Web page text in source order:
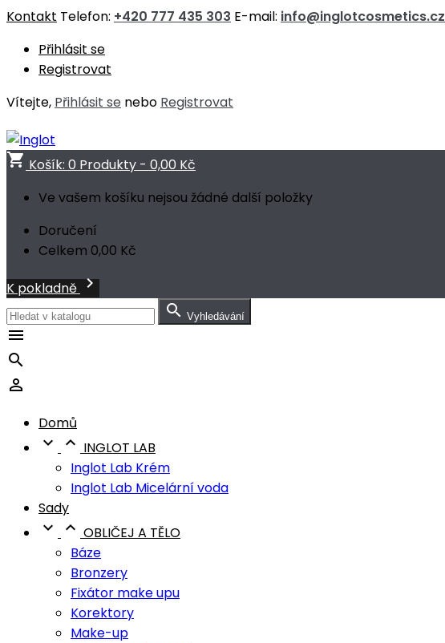
Kontakt Telefon: +420 777 435 303 E-mail: info@inglotcosmetics.cz
Přihlásit se
Registrovat
Vítejte, Přihlásit se nebo Registrovat
shopping_cart Košík: 0 Produkty - 0,00 Kč
Ve vašem košíku nejsou žádné další položky
Doručení
Celkem 0,00 Kč
K pokladně
 Vyhledávání



Domů
  INGLOT LAB
Inglot Lab Krém
Inglot Lab Micelární voda
Sady
  OBLIČEJ A TĚLO
Báze
Bronzery
Fixátor make upu
Korektory
Make-up